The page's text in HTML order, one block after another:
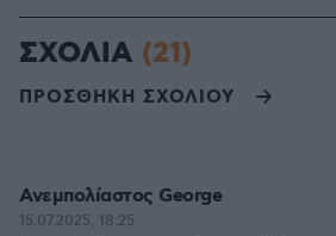
ΣΧΟΛΙΑ (21)
ΠΡΟΣΘΗΚΗ ΣΧΟΛΙΟΥ
Ανεμπολίαστος George
15.07.2025, 18:25